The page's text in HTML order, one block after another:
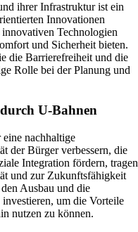
ihrer Infrastruktur ist ein
Innovationen
Technologien
und Sicherheit bieten.
die Barrierefreiheit und die
Rolle bei der Planung und
U-Bahnen
nachhaltige
der Bürger verbessern, die
Integration fördern, tragen
und zur Zukunftsfähigkeit
Ausbau und die
um die Vorteile
nutzen zu können.